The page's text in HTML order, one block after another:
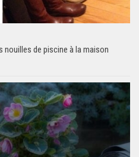
nouilles de piscine à la maison